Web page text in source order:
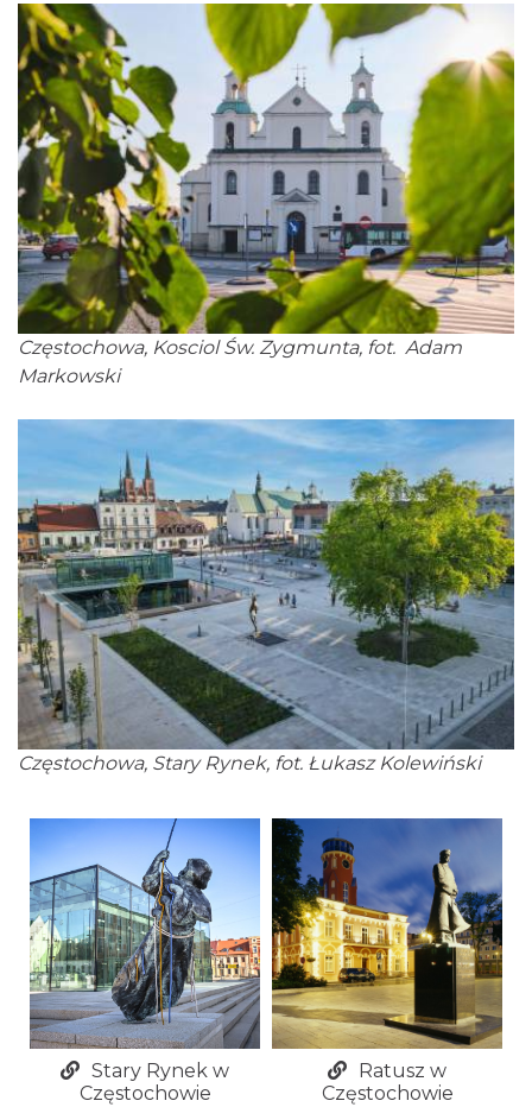
Częstochowa, Kosciol Św. Zygmunta, fot. Adam
Markowski
Częstochowa, Stary Rynek, fot. Łukasz Kolewiński
Stary Rynek w
Częstochowie
Ratusz w
Częstochowie